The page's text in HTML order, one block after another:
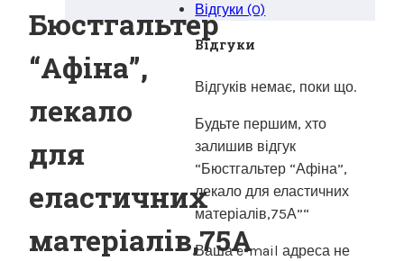
Бюстгальтер
“Афіна”,
лекало
для
еластичних
матеріалів,75А
Відгуки (0)
Відгуки
Відгуків немає, поки що.
Будьте першим, хто
залишив відгук
“Бюстгальтер “Афіна”,
лекало для еластичних
матеріалів,75А”“
Ваша e-mail адреса не